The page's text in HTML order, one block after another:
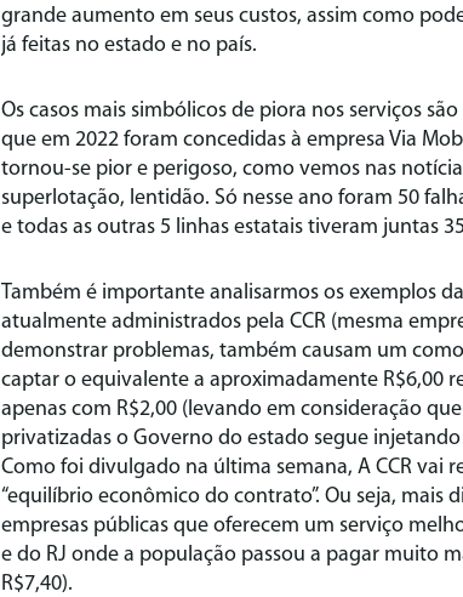
grande aumento em seus custos, assim como
já feitas no estado e no país.
Os casos mais simbólicos de piora nos serviços
que em 2022 foram concedidas à empresa Via
tornou-se pior e perigoso, como vemos nas
superlotação, lentidão. Só nesse ano foram 50
e todas as outras 5 linhas estatais tiveram juntas
Também é importante analisarmos os exemplos
atualmente administrados pela CCR (mesma
demonstrar problemas, também causam um
captar o equivalente a aproximadamente R$6,00
apenas com R$2,00 (levando em consideração
privatizadas o Governo do estado segue
Como foi divulgado na última semana, A CCR vai
“equilíbrio econômico do contrato”. Ou seja, mais
empresas públicas que oferecem um serviço
e do RJ onde a população passou a pagar muito
R$7,40).